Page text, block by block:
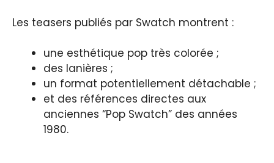
Les teasers publiés par Swatch montrent :
une esthétique pop très colorée ;
des lanières ;
un format potentiellement détachable ;
et des références directes aux
anciennes “Pop Swatch” des années
1980.